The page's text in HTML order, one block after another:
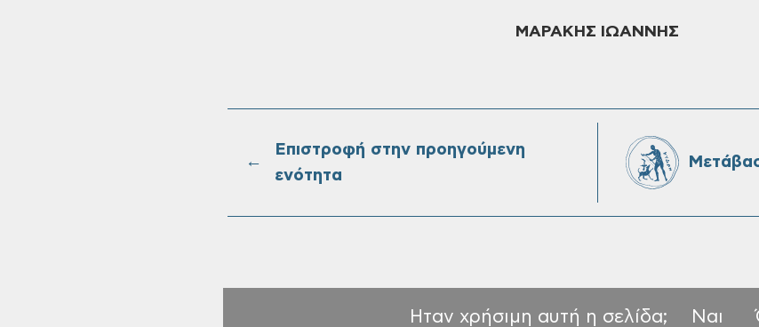
ΜΑΡΑΚΗΣ ΙΩΑΝΝΗΣ
←
Επιστροφή στην προηγούμενη
ενότητα
Ηταν χρήσιμη αυτή η σελίδα; Ναι